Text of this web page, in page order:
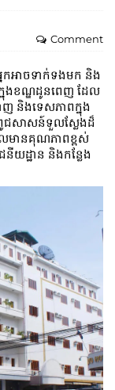
Comment
កអាចទាក់ទងមក និង
នុងខណ្ឌដូនពេញ ដែល
ញ និងទេសភាពក្នុង
ជសាសន៍ទួលស្លែងដ៏
លមានគុណភាពខ្ពស់
នីយដ្ឋាន និងកន្លែង